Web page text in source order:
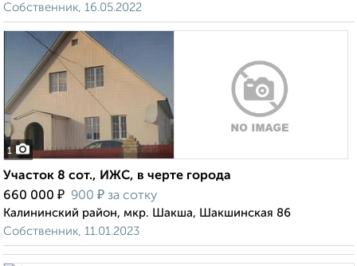
Собственник, 16.05.2022
1
Участок 8 сот., ИЖС, в черте города
660 000 ₽ 900 ₽ за сотку
Калининский район, мкр. Шакша, Шакшинская 86
Собственник, 11.01.2023